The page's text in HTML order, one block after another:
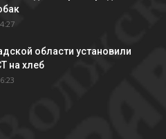
области установили
на хлеб